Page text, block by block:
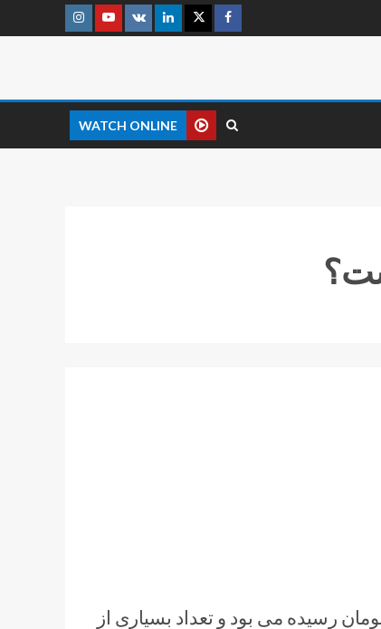
WATCH ONLINE
در برخی از استان‌ها به 400 میلیون تومان رسیده می بود و تعداد بسیاری از